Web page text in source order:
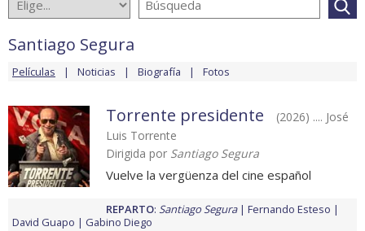
Santiago Segura
Películas Noticias Biografía Fotos
Torrente presidente
(2026) .... José
Luis Torrente
Dirigida por Santiago Segura
Vuelve la vergüenza del cine español
REPARTO: Santiago Segura
Fernando Esteso
David Guapo
Gabino Diego